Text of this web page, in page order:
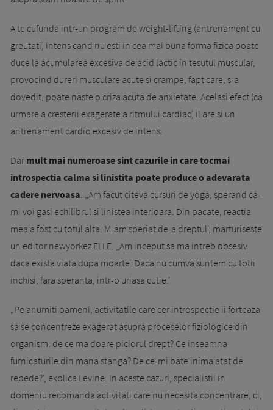
A te cufunda intr-un program de weight-lifting (antrenament cu
greutati) intens cand nu esti in cea mai buna forma fizica poate
duce la acumularea excesiva de acid lactic in tesutul muscular,
provocind dureri musculare acute si crampe, fapt care, s-a
dovedit, poate naste o criza acuta de anxietate. Acelasi efect (ca
urmare a cresterii exagerate a ritmului cardiac) il are si un
antrenament cardio excesiv de intens.
Dar mult mai numeroase sint cazurile in care tocmai
introspectia calma si linistita poate produce o adevarata
cadere nervoasa. „Am facut citeva cursuri de yoga, sperand ca-
mi voi gasi echilibrul si linistea interioara. Din pa­cate, reactia
mea a fost cu totul alta. M-am speriat de-a dreptul', marturiseste
un editor newyorkez ELLE. „Am inceput sa ma intreb obsesiv
daca exista viata dupa moarte. Daca nu cumva suntem cu totii
inchisi, fara speranta, intr-o uriasa cutie.'
„Pe anumiti oameni, activitatile care cer introspectie ii forteaza
sa se concentreze exagerat asupra proceselor fiziologice din
organism: de ce ma doare piciorul drept? Ce inseamna
furnicaturile din mana stanga? De ce-mi bate inima atat de
repede?', explica Levine. In aceste cazuri, specialistii in
domeniu recomanda activitati care nu necesita concentrare, ci,